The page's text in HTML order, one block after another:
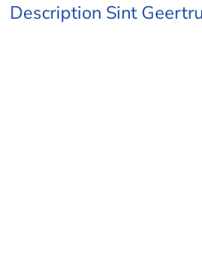
Description Sint